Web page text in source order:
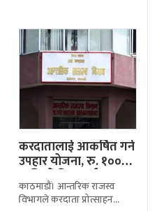
करदातालाई आकर्षित गर्न
उपहार योजना, रु. १००
माथिको बिल दर्ता…
काठमाडौं। आन्तरिक राजस्व
विभागले करदाता प्रोत्साहन